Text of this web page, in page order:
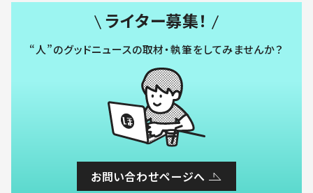
ライター募集！
“人”のグッドニュースの取材・執筆をしてみませんか？
お問い合わせページへ